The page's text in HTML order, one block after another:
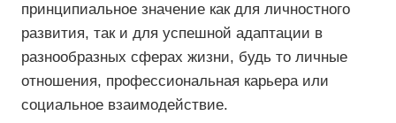
принципиальное значение как для личностного
развития, так и для успешной адаптации в
разнообразных сферах жизни, будь то личные
отношения, профессиональная карьера или
социальное взаимодействие.